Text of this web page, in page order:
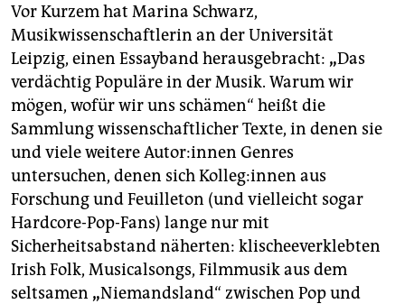
Vor Kurzem hat Marina Schwarz,
Musikwissenschaftlerin an der Universität
Leipzig, einen Essayband herausgebracht: „Das
verdächtig Populäre in der Musik. Warum wir
mögen, wofür wir uns schämen“ heißt die
Sammlung wissenschaftlicher Texte, in denen sie
und viele weitere Au­to­r:in­nen Genres
untersuchen, denen sich Kol­le­g:in­nen aus
Forschung und Feuilleton (und vielleicht sogar
Hardcore-Pop-Fans) lange nur mit
Sicherheitsabstand näherten: klischeeverklebten
Irish Folk, Musicalsongs, Filmmusik aus dem
seltsamen „Niemandsland“ zwischen Pop und